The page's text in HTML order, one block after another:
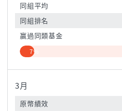
同組平均
同組排名
贏過同類基金
7%
3月
原幣績效